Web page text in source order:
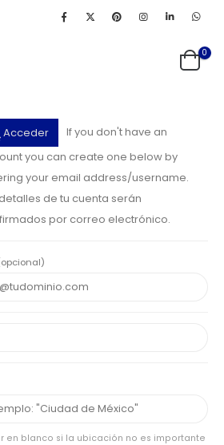
0
Acceder
you can create one below by
your email address/username.
de tu cuenta serán
por correo electrónico.
en blanco si la ubicación no es importante